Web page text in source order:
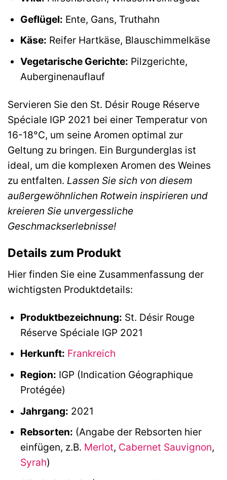
Geflügel: Ente, Gans, Truthahn
Käse: Reifer Hartkäse, Blauschimmelkäse
Vegetarische Gerichte: Pilzgerichte,
Auberginenauflauf
Servieren Sie den St. Désir Rouge Réserve
Spéciale IGP 2021 bei einer Temperatur von
16-18°C, um seine Aromen optimal zur
Geltung zu bringen. Ein Burgunderglas ist
ideal, um die komplexen Aromen des Weines
zu entfalten. Lassen Sie sich von diesem
außergewöhnlichen Rotwein inspirieren und
kreieren Sie unvergessliche
Geschmackserlebnisse!
Details zum Produkt
Hier finden Sie eine Zusammenfassung der
wichtigsten Produktdetails:
Produktbezeichnung: St. Désir Rouge
Réserve Spéciale IGP 2021
Herkunft: Frankreich
Region: IGP (Indication Géographique
Protégée)
Jahrgang: 2021
Rebsorten: (Angabe der Rebsorten hier
einfügen, z.B. Merlot, Cabernet Sauvignon,
Syrah)